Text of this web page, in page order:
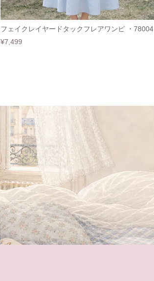
フェイクレイヤードタックフレアワンピ ・78004
¥7,499